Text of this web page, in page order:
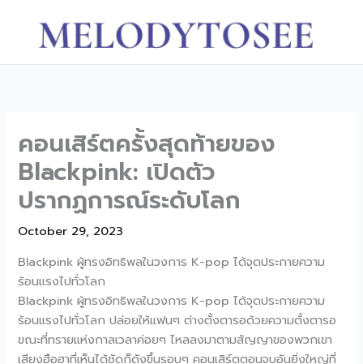
content
คอนเสิร์ตครั้งสุดท้ายของ
Blackpink: เปิดตัว
ปรากฏการณ์ระดับโลก
October 29, 2023
Blackpink ผู้ทรงอิทธิพลในวงการ K-pop ได้จุดประกายความ
ร้อนแรงไปทั่วโลก
Blackpink ผู้ทรงอิทธิพลในวงการ K-pop ได้จุดประกายความ
ร้อนแรงไปทั่วโลก ปล่อยให้แฟนๆ ต่างตั้งตารอด้วยความตั้งตารอ
ขณะที่ทรายแห่งกาลเวลาค่อยๆ ไหลลงมาตามสัญญาของพวกเขา
เสียงฮือฮาที่เห็นได้ชัดก็ดังขึ้นรอบๆ คอนเสิร์ตตอนจบอันยิ่งใหญ่ที่